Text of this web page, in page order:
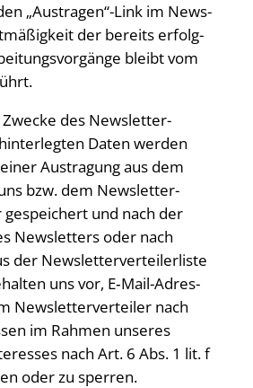
„Austragen“-Link im News­
der bereits erfolg­
bleibt vom
des News­let­ter-
Daten wer­den
Aus­tra­gung aus dem
bzw. dem News­let­ter­
und nach der
News­let­ters oder nach
der News­let­ter­ver­tei­ler­lis­te
uns vor, E‑Mail-Adres­
News­let­ter­ver­tei­ler nach
im Rah­men unse­res
nach Art. 6 Abs. 1 lit. f
oder zu sperren.